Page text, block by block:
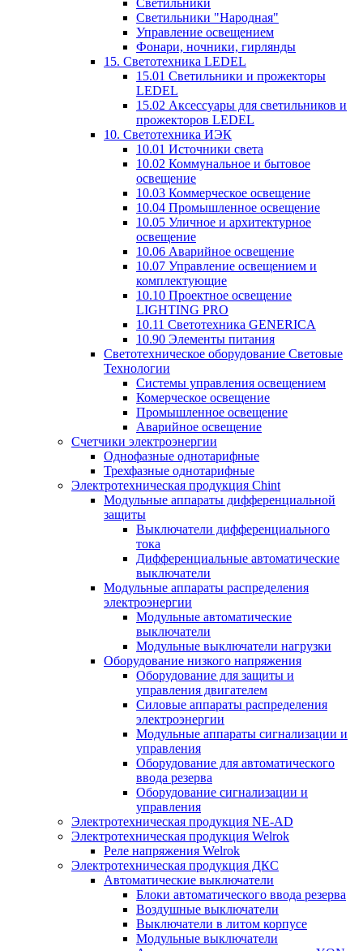
Светильники
Светильники "Народная"
Управление освещением
Фонари, ночники, гирлянды
15. Светотехника LEDEL
15.01 Светильники и прожекторы
LEDEL
15.02 Аксессуары для светильников и
прожекторов LEDEL
10. Светотехника ИЭК
10.01 Источники света
10.02 Коммунальное и бытовое
освещение
10.03 Коммерческое освещение
10.04 Промышленное освещение
10.05 Уличное и архитектурное
освещение
10.06 Аварийное освещение
10.07 Управление освещением и
комплектующие
10.10 Проектное освещение
LIGHTING PRO
10.11 Светотехника GENERICA
10.90 Элементы питания
Светотехническое оборудование Световые
Технологии
Системы управления освещением
Комерческое освещение
Промышленное освещение
Аварийное освещение
Счетчики электроэнергии
Однофазные однотарифные
Трехфазные однотарифные
Электротехническая продукция Chint
Модульные аппараты дифференциальной
защиты
Выключатели дифференциального
тока
Дифференциальные автоматические
выключатели
Модульные аппараты распределения
электроэнергии
Модульные автоматические
выключатели
Модульные выключатели нагрузки
Оборудование низкого напряжения
Оборудование для защиты и
управления двигателем
Силовые аппараты распределения
электроэнергии
Модульные аппараты сигнализации и
управления
Оборудование для автоматического
ввода резерва
Оборудование сигнализации и
управления
Электротехническая продукция NE-AD
Электротехническая продукция Welrok
Реле напряжения Welrok
Электротехническая продукция ДКС
Автоматические выключатели
Блоки автоматического ввода резерва
Воздушные выключатели
Выключатели в литом корпусе
Модульные выключатели